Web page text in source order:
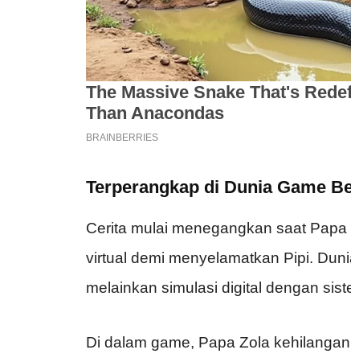
Terperangkap di Dunia Game
Cerita mulai menegangkan saat
virtual demi menyelamatkan Pipi.
melainkan simulasi digital dengan
Di dalam game, Papa Zola